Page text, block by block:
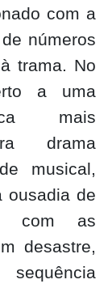
com a
números
trama. No
a uma
mais
drama
musical,
ousadia de
com as
desastre,